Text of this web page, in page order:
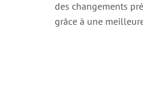
des changements
grâce à une